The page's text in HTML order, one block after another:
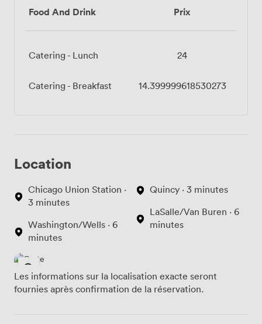
Food And Drink Prix
Catering - Lunch 24
Catering - Breakfast 14.399999618530273
Location
Chicago Union Station ·
3 minutes
Washington/Wells · 6
minutes
Quincy · 3 minutes
LaSalle/Van Buren · 6
minutes
Les informations sur la localisation exacte seront
fournies après confirmation de la réservation.